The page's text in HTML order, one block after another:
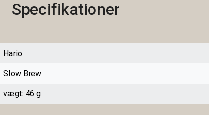
Specifikationer
Hario
Slow Brew
vægt: 46 g